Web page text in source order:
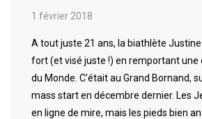
1 février 2018
A tout juste 21 ans, la biathlète
fort (et visé juste !) en remportant une
du Monde. C’était au Grand Bornand,
mass start en décembre dernier. Les
en ligne de mire, mais les pieds bien